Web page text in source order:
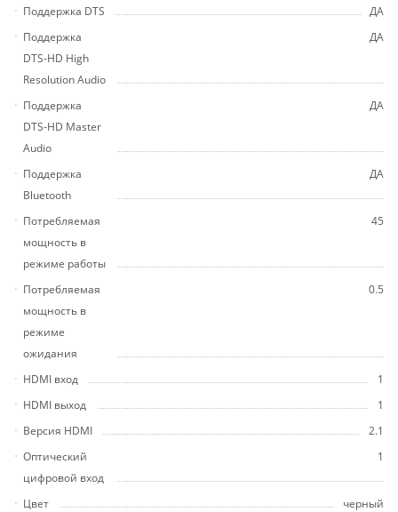
Поддержка DTS
ДА
Поддержка
DTS-HD High
Resolution Audio
ДА
Поддержка
DTS-HD Master
Audio
ДА
Поддержка
Bluetooth
ДА
Потребляемая
мощность в
режиме работы
45
Потребляемая
мощность в
режиме
ожидания
0.5
HDMI вход
1
HDMI выход
1
Версия HDMI
2.1
Оптический
цифровой вход
1
Цвет
черный